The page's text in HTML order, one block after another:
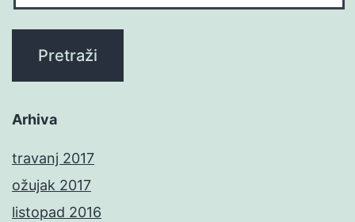
Arhiva
travanj 2017
ožujak 2017
listopad 2016